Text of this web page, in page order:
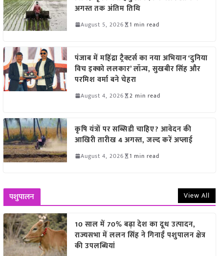
अगस्त तक अंतिम तिथि
August 5, 2026 1 min read
पंजाब में महिंद्रा ट्रैक्टर्स का नया अभियान ‘दुनिया
विच इक्को ललकार’ लॉन्च, सुखबीर सिंह और
परमिश वर्मा बने चेहरा
August 4, 2026 2 min read
कृषि यंत्रों पर सब्सिडी चाहिए? आवेदन की
आखिरी तारीख 4 अगस्त, जल्द करें अप्लाई
August 4, 2026 1 min read
पशुपालन View All
10 साल में 70% बढ़ा देश का दूध उत्पादन,
राज्यसभा में ललन सिंह ने गिनाईं पशुपालन क्षेत्र
की उपलब्धियां